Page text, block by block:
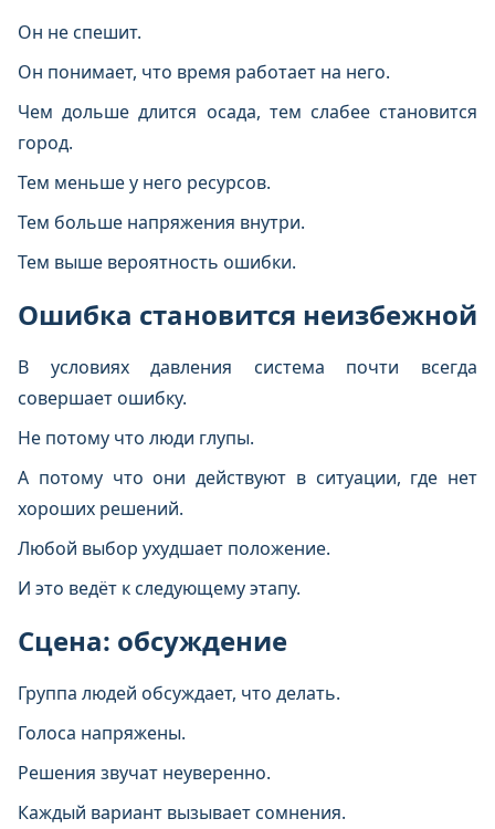
Он не спешит.
Он понимает, что время работает на него.
Чем дольше длится осада, тем слабее становится
город.
Тем меньше у него ресурсов.
Тем больше напряжения внутри.
Тем выше вероятность ошибки.
Ошибка становится неизбежной
В условиях давления система почти всегда
совершает ошибку.
Не потому что люди глупы.
А потому что они действуют в ситуации, где нет
хороших решений.
Любой выбор ухудшает положение.
И это ведёт к следующему этапу.
Сцена: обсуждение
Группа людей обсуждает, что делать.
Голоса напряжены.
Решения звучат неуверенно.
Каждый вариант вызывает сомнения.